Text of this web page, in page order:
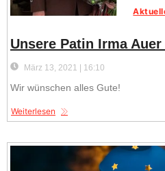
Unsere Patin Irma
März 13, 2021 | 16:10
Wir wünschen alles Gute!
Weiterlesen